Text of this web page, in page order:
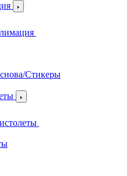
Стикеры